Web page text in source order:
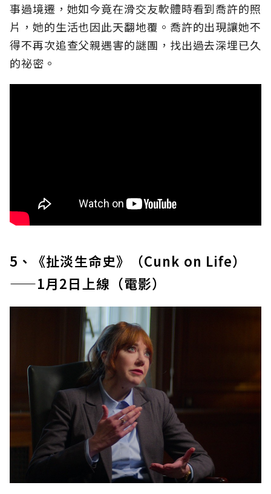
事過境遷，她如今竟在滑交友軟體時看到喬許的照
片，她的生活也因此天翻地覆。喬許的出現讓她不
得不再次追查父親遇害的謎團，找出過去深埋已久
的祕密。
5、《扯淡生命史》（Cunk on Life）
——1月2日上線（電影）